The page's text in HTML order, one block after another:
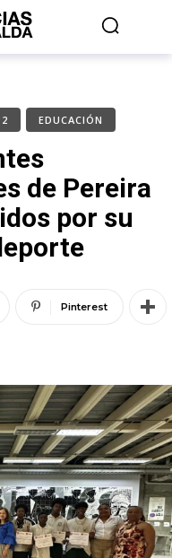
EDUCACIÓN
de Pereira
por su
Pinterest